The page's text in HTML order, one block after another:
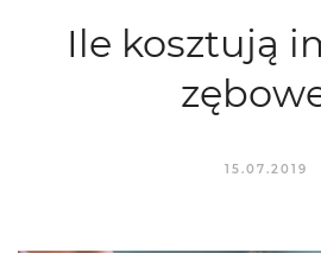
Ile kosztują
15.07.2019